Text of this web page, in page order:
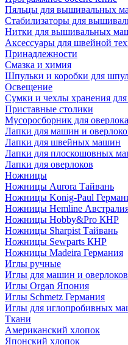
Пяльцы для вышивальных
Стабилизаторы для
Нитки для вышивальных
Аксессуары для швейной
Принадлежности
Смазка и химия
Шпульки и коробки для
Освещение
Сумки и чехлы хранения
Приставные столики
Мусоросборник для оверлока
Лапки для машин и
Лапки для швейных машин
Лапки для плоскошовных
Лапки для оверлоков
Ножницы
Ножницы Aurora Тайвань
Ножницы Konig-Paul
Ножницы Hemline
Ножницы Hobby&Pro КНР
Ножницы Sharpist Тайвань
Ножницы Sewparts КНР
Ножницы Madeira Германия
Иглы ручные
Иглы для машин и оверлоков
Иглы Organ Япония
Иглы Schmetz Германия
Иглы для иглопробивных
Ткани
Американский хлопок
Японский хлопок